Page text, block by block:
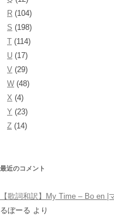
R (104)
S (198)
T (114)
U (17)
V (29)
W (48)
X (4)
Y (23)
Z (14)
最近のコメント
【歌詞和訳】My Time – Bo en
るぼーる より